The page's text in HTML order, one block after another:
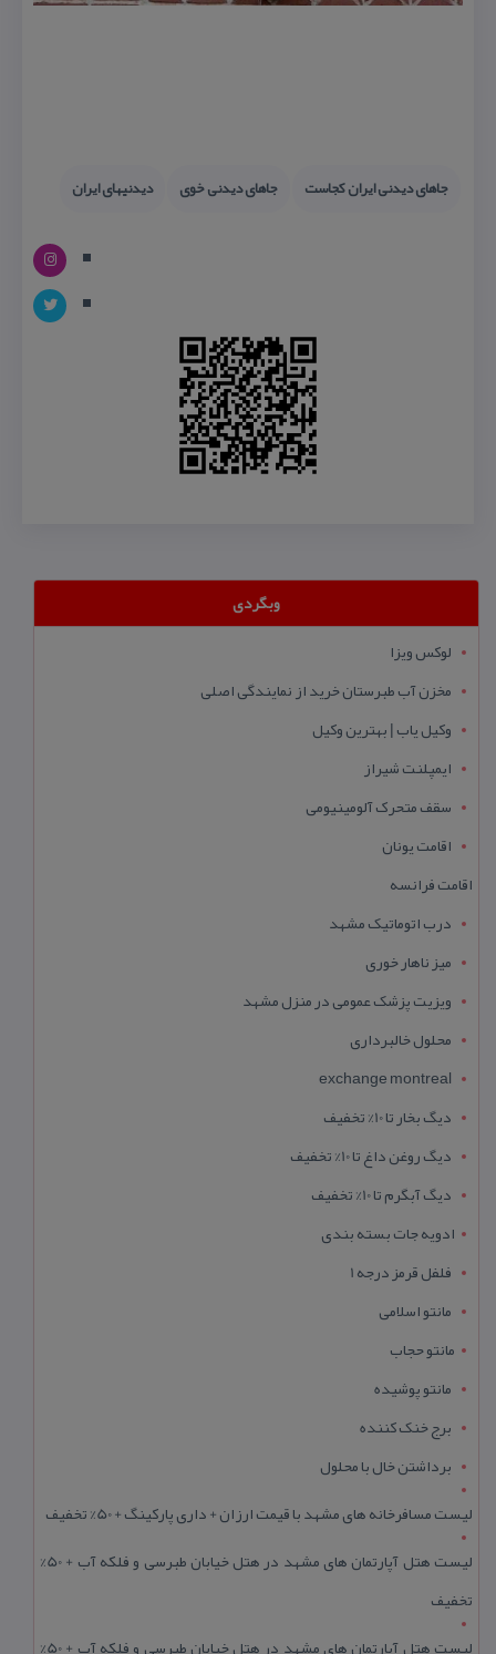
جاهای دیدنی ایران كجاست جاهای دیدنی خوی دیدنیهای ایران
وبگردی
لوکس ویزا
مخزن آب طبرستان خرید از نمایندگی اصلی
وکیل یاب | بهترین وکیل
ایمپلنت شیراز
سقف متحرک آلومینیومی
اقامت یونان
اقامت فرانسه
درب اتوماتیک مشهد
میز ناهار خوری
ویزیت پزشک عمومی در منزل مشهد
محلول خالبرداری
exchange montreal
دیگ بخار تا 10% تخفیف
دیگ روغن داغ تا 10% تخفیف
دیگ آبگرم تا 10% تخفیف
ادویه جات بسته بندی
فلفل قرمز درجه 1
مانتو اسلامی
مانتو حجاب
مانتو پوشیده
برج خنک کننده
برداشتن خال با محلول
لیست مسافرخانه های مشهد با قیمت ارزان + داری پارکینگ + 50% تخفیف
لیست هتل آپارتمان های مشهد در هتل خیابان طبرسی و فلکه آب + 50%
تخفیف